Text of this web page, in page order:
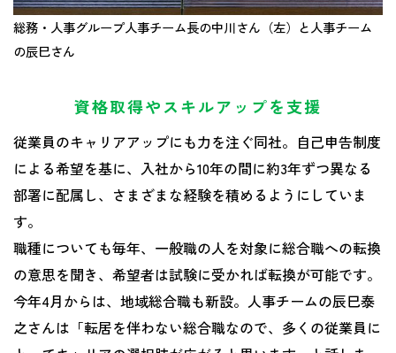
総務・人事グループ人事チーム長の中川さん（左）と人事チーム
の辰巳さん
資格取得やスキルアップを支援
従業員のキャリアアップにも力を注ぐ同社。自己申告制度
による希望を基に、入社から10年の間に約3年ずつ異なる
部署に配属し、さまざまな経験を積めるようにしていま
す。
職種についても毎年、一般職の人を対象に総合職への転換
の意思を聞き、希望者は試験に受かれば転換が可能です。
今年4月からは、地域総合職も新設。人事チームの辰巳泰
之さんは「転居を伴わない総合職なので、多くの従業員に